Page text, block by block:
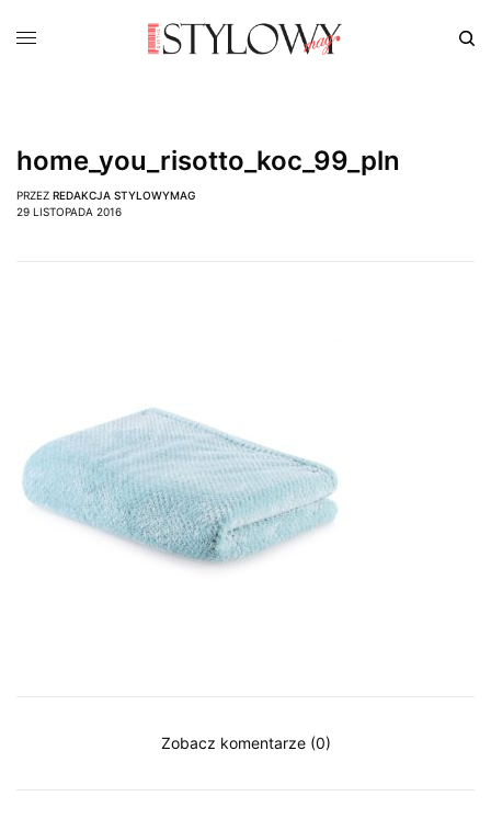
home_you_risotto_koc_99_pln
PRZEZ REDAKCJA STYLOWYMAG
29 LISTOPADA 2016
Zobacz komentarze (0)